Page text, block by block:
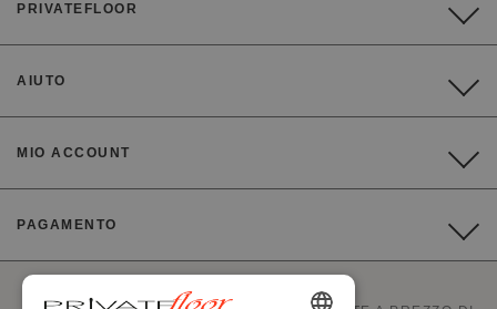
PRIVATEFLOOR
AIUTO
MIO ACCOUNT
PAGAMENTO